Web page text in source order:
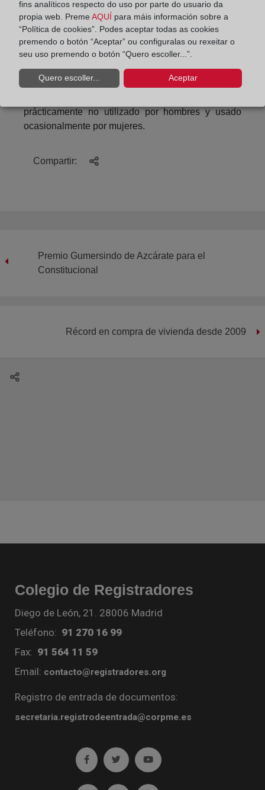
mayoritariamente el uso bastante frecuente de
Facebook en seis de cada diez encuestados,
seguido de lejos por Instagram (tres de cada diez
encuestados); y finalmente, Twitter (solo uno de
cada diez lo utiliza con frecuencia). No se aprecian
grandes diferencias entre hombres y mujeres y tan
prácticamente no utilizado por hombres y usado
ocasionalmente por mujeres.
Compartir:
Premio Gumersindo de Azcárate para el
Constitucional
Récord en compra de vivienda desde 2009
Colegio de Registradores
Diego de León, 21. 28006 Madrid
Teléfono: 91 270 16 99
Fax: 91 564 11 59
Email: contacto@registradores.org
Registro de entrada de documentos:
secretaria.registrodeentrada@corpme.es
Ir a facebook (abre en ventana nueva)
Ir a twitter (abre en ventana nueva)
Ir a YouTube (abre en
fins analíticos respecto do uso por parte do usuario da
propia web. Preme AQUÍ para máis información sobre a
“Política de cookies”. Podes aceptar todas as cookies
premendo o botón “Aceptar” ou configuralas ou rexeitar o
seu uso premendo o botón “Quero escoller...”.
Quero escoller... Aceptar